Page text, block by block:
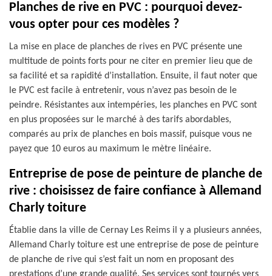
Planches de rive en PVC : pourquoi devez-
vous opter pour ces modèles ?
La mise en place de planches de rives en PVC présente une
multitude de points forts pour ne citer en premier lieu que de
sa facilité et sa rapidité d’installation. Ensuite, il faut noter que
le PVC est facile à entretenir, vous n’avez pas besoin de le
peindre. Résistantes aux intempéries, les planches en PVC sont
en plus proposées sur le marché à des tarifs abordables,
comparés au prix de planches en bois massif, puisque vous ne
payez que 10 euros au maximum le mètre linéaire.
Entreprise de pose de peinture de planche de
rive : choisissez de faire confiance à Allemand
Charly toiture
Établie dans la ville de Cernay Les Reims il y a plusieurs années,
Allemand Charly toiture est une entreprise de pose de peinture
de planche de rive qui s’est fait un nom en proposant des